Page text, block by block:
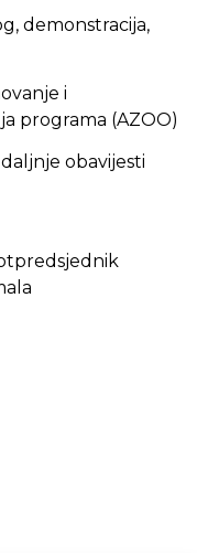
demonstracija,
i
programa (AZOO)
obavijesti